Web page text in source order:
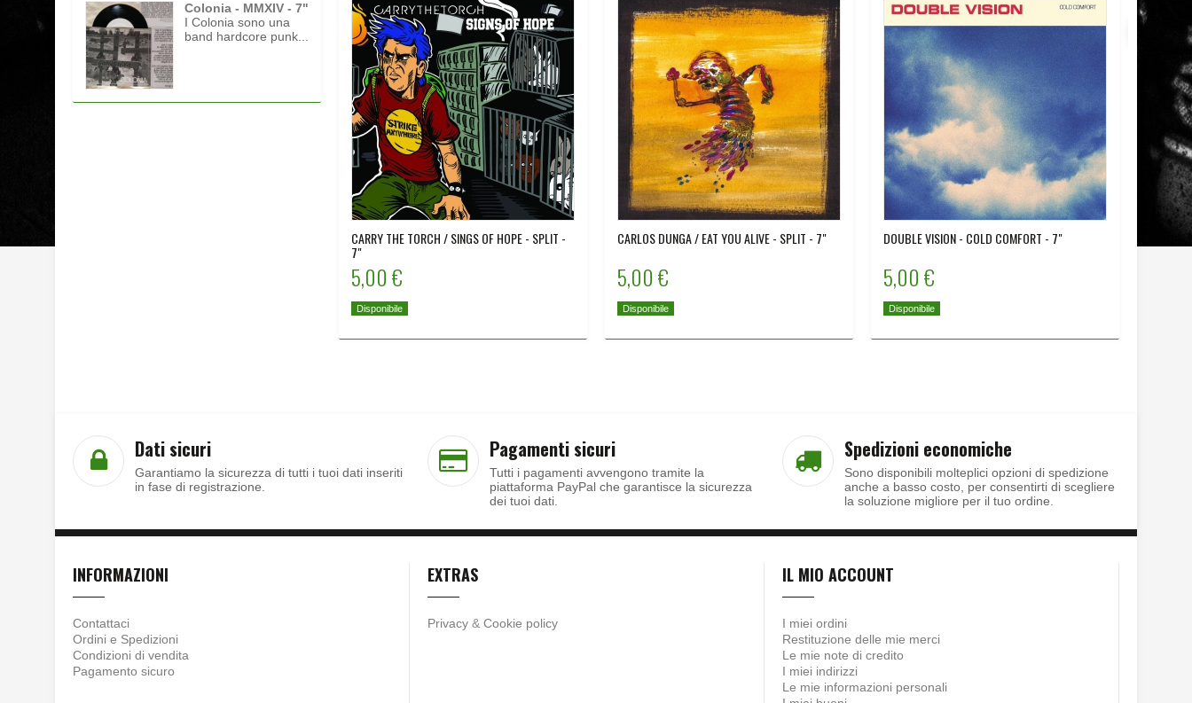
Colonia - MMXIV - 7"
I Colonia sono una
band hardcore punk...
CARRY THE TORCH / SINGS OF HOPE - SPLIT -
7"
5,00 €
Disponibile
CARLOS DUNGA / EAT YOU ALIVE - SPLIT - 7"
5,00 €
Disponibile
DOUBLE VISION - COLD COMFORT - 7"
5,00 €
Disponibile
Dati sicuri
Garantiamo la sicurezza di tutti i tuoi dati inseriti
in fase di registrazione.
Pagamenti sicuri
Tutti i pagamenti avvengono tramite la
piattaforma PayPal che garantisce la sicurezza
dei tuoi dati.
Spedizioni economiche
Sono disponibili molteplici opzioni di spedizione
anche a basso costo, per consentirti di scegliere
la soluzione migliore per il tuo ordine.
INFORMAZIONI
Contattaci
Ordini e Spedizioni
Condizioni di vendita
Pagamento sicuro
EXTRAS
Privacy& Cookie policy
IL MIO ACCOUNT
I miei ordini
Restituzione delle mie merci
Le mie note di credito
I miei indirizzi
Le mie informazioni personali